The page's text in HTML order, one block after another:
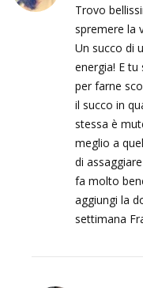
Trovo
spremere la
Un succo di
energia! E
per farne
il succo in
stessa è
meglio a
di
fa molto
aggiungi la
settimana